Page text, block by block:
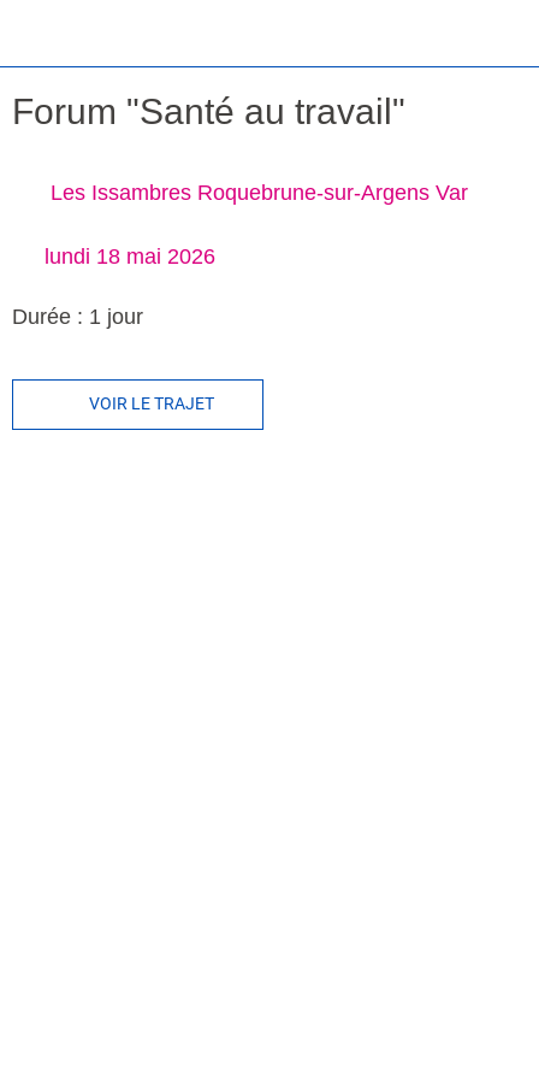
Forum "Santé au travail"
Les Issambres Roquebrune-sur-Argens Var
lundi 18 mai 2026
Durée : 1 jour
VOIR LE TRAJET